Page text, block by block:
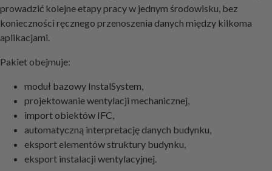
prowadzić kolejne etapy pracy w jednym środowisku, bez
konieczności ręcznego przenoszenia danych między kilkoma
aplikacjami.
Pakiet obejmuje:
moduł bazowy InstalSystem,
projektowanie wentylacji mechanicznej,
import obiektów IFC,
automatyczną interpretację danych budynku,
eksport elementów struktury budynku,
eksport instalacji wentylacyjnej.